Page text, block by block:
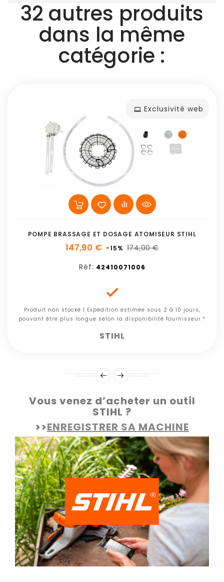
32 autres produits
dans la même
catégorie :
Exclusivité web
POMPE BRASSAGE ET DOSAGE ATOMISEUR STIHL
147,90 € -15% 174,00 €
Réf: 42410071006

Produit non stocké | Expédition estimée sous 2 à 10 jours,
pouvant être plus longue selon la disponibilité fournisseur.*
STIHL
Vous venez d’acheter un outil
STIHL ?
>>ENREGISTRER SA MACHINE